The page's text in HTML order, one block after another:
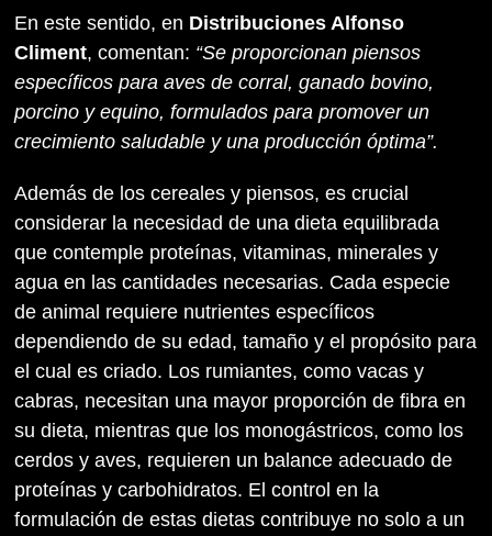
En este sentido, en Distribuciones Alfonso
Climent, comentan: “Se proporcionan piensos
específicos para aves de corral, ganado bovino,
porcino y equino, formulados para promover un
crecimiento saludable y una producción óptima”.
Además de los cereales y piensos, es crucial
considerar la necesidad de una dieta equilibrada
que contemple proteínas, vitaminas, minerales y
agua en las cantidades necesarias. Cada especie
de animal requiere nutrientes específicos
dependiendo de su edad, tamaño y el propósito para
el cual es criado. Los rumiantes, como vacas y
cabras, necesitan una mayor proporción de fibra en
su dieta, mientras que los monogástricos, como los
cerdos y aves, requieren un balance adecuado de
proteínas y carbohidratos. El control en la
formulación de estas dietas contribuye no solo a un